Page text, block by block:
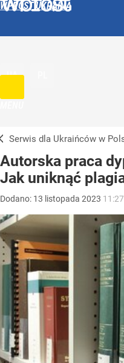
WPROST UKRAINA
UA
Serwis dla Ukraińców w
Autorska praca
Jak uniknąć
Dodano: 13 listopada 2023 11:27